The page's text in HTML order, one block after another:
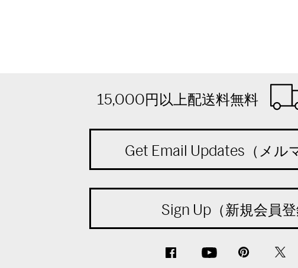
15,000円以上配送料無料
Get Email Updates（メル
Sign Up（新規会員登